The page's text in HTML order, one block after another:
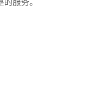
服务。